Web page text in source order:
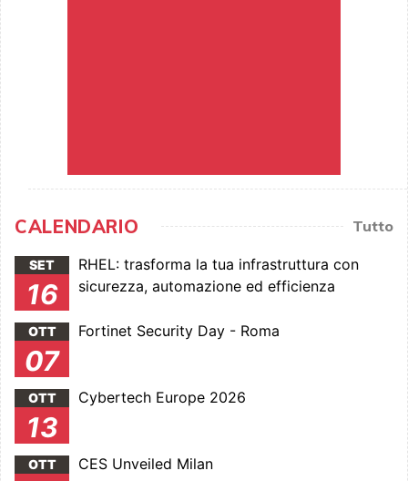
CALENDARIO Tutto
SET
16
RHEL: trasforma la tua infrastruttura con
sicurezza, automazione ed efficienza
OTT
07
Fortinet Security Day - Roma
OTT
13
Cybertech Europe 2026
OTT CES Unveiled Milan